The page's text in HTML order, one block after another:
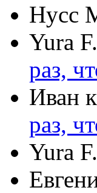
Нусс
Yura F.
раз,
Иван
раз,
Yura F.